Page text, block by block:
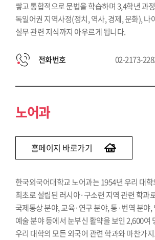
쌓고 통합적으로 문법을 학습하며 3,4학년 과
독일어권 지역사정(정치, 역사, 경제, 문화), 나
실무 관련 지식까지 아우르게 됩니다.
전화번호 02-2173-
노어과
홈페이지 바로가기
한국외국어대학교 노어과는 1954년 우리 대
최초로 설립된 러시아·구소련 지역 관련 학과
국제통상 분야, 교육·연구 분야, 통·번역 분야
예술 분야 등에서 눈부신 활약을 보인 2,600여
우리 대학의 모든 외국어 관련 학과와 마찬가